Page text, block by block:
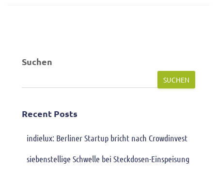
Suchen
SUCHEN
Recent Posts
indielux: Berliner Startup bricht nach Crowdinvest
siebenstellige Schwelle bei Steckdosen-Einspeisung